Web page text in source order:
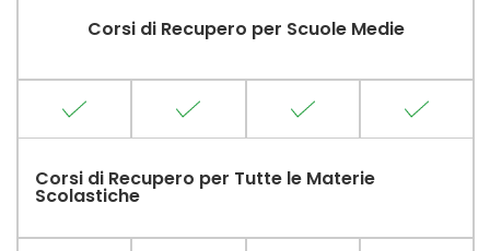
Corsi di Recupero per Scuole Medie
Corsi di Recupero per Tutte le Materie
Scolastiche